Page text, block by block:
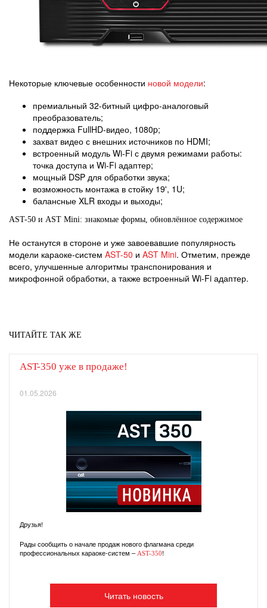
Некоторые ключевые особенности новой модели:
премиальный 32-битный цифро-аналоговый
преобразователь;
поддержка FullHD-видео, 1080p;
захват видео с внешних источников по HDMI;
встроенный модуль Wi-Fi с двумя режимами работы:
точка доступа и Wi-Fi адаптер;
мощный DSP для обработки звука;
возможность монтажа в стойку 19', 1U;
балансные XLR входы и выходы;
AST-50 и AST Mini: знакомые формы, обновлённое содержимое
Не останутся в стороне и уже завоевавшие популярность
модели караоке-систем AST-50 и AST Mini. Отметим, прежде
всего, улучшенные алгоритмы транспонирования и
микрофонной обработки, а также встроенный Wi-Fi адаптер.
ЧИТАЙТЕ ТАК ЖЕ
AST-350 уже в продаже!
01.05.2026
Друзья!
Рады сообщить о начале продаж нового флагмана среди
профессиональных караоке-систем – AST-350!
Читать новость